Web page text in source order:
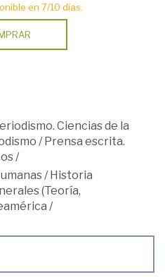
en 7/10 días.
Ciencias de la
/Prensa escrita.
/
/Historia
(Teoría,
/